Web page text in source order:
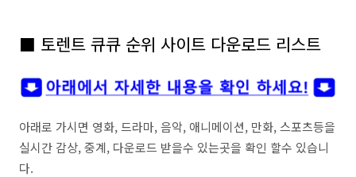
■ 토렌트 큐큐 순위 사이트 다운로드 리스트
아래로 가시면 영화, 드라마, 음악, 애니메이션, 만화, 스포츠등을
실시간 감상, 중계, 다운로드 받을수 있는곳을 확인 할수 있습니
다.